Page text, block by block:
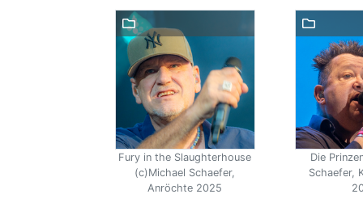
Fury in the Slaughterhouse
(c)Michael Schaefer,
Anröchte 2025
Die
Schaefer,